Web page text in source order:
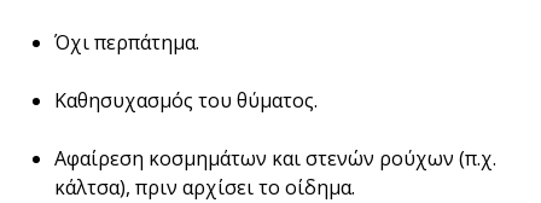
Όχι περπάτημα.
Καθησυχασμός του θύματος.
Αφαίρεση κοσμημάτων και στενών ρούχων (π.χ.
κάλτσα), πριν αρχίσει το οίδημα.